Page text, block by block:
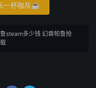
一杯咖灰☕
steam多少钱 幻兽帕鲁抢